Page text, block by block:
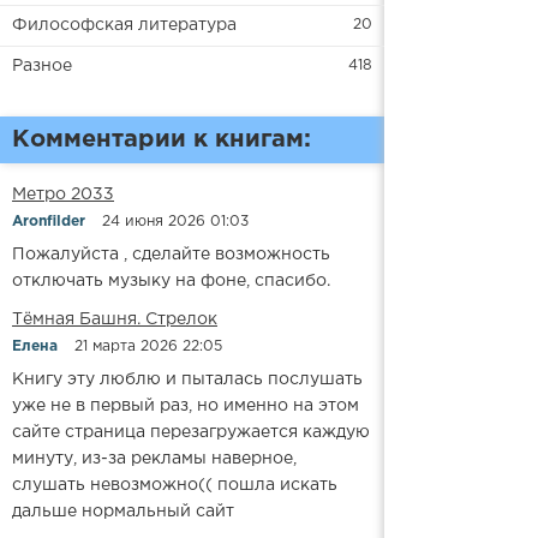
Философская литература 20
Разное 418
Комментарии к книгам:
Метро 2033
Aronfilder 24 июня 2026 01:03
Пожалуйста , сделайте возможность
отключать музыку на фоне, спасибо.
​​Тёмная Башня. Стрелок
Елена 21 марта 2026 22:05
Книгу эту люблю и пыталась послушать
уже не в первый раз, но именно на этом
сайте страница перезагружается каждую
минуту, из-за рекламы наверное,
слушать невозможно(( пошла искать
дальше нормальный сайт